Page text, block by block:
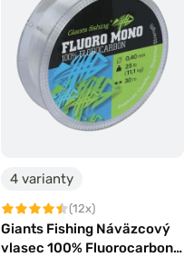
4 varianty
(12x)
Giants Fishing Náväzcový
vlasec 100% Fluorocarbon